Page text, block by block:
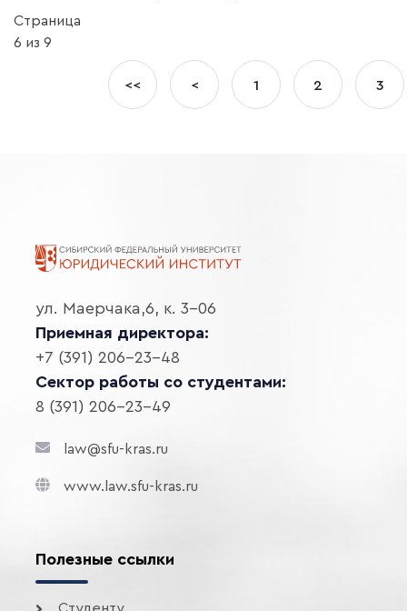
Страница
6 из 9
<< < 1 2 3
ул. Маерчака,6, к. 3-06
Приемная директора:
+7 (391) 206-23-48
Сектор работы со студентами:
8 (391) 206-23-49
law@sfu-kras.ru
www.law.sfu-kras.ru
Полезные ссылки